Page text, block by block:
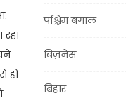
हो
पश्चिम बंगाल
बिज़नेस
बिहार